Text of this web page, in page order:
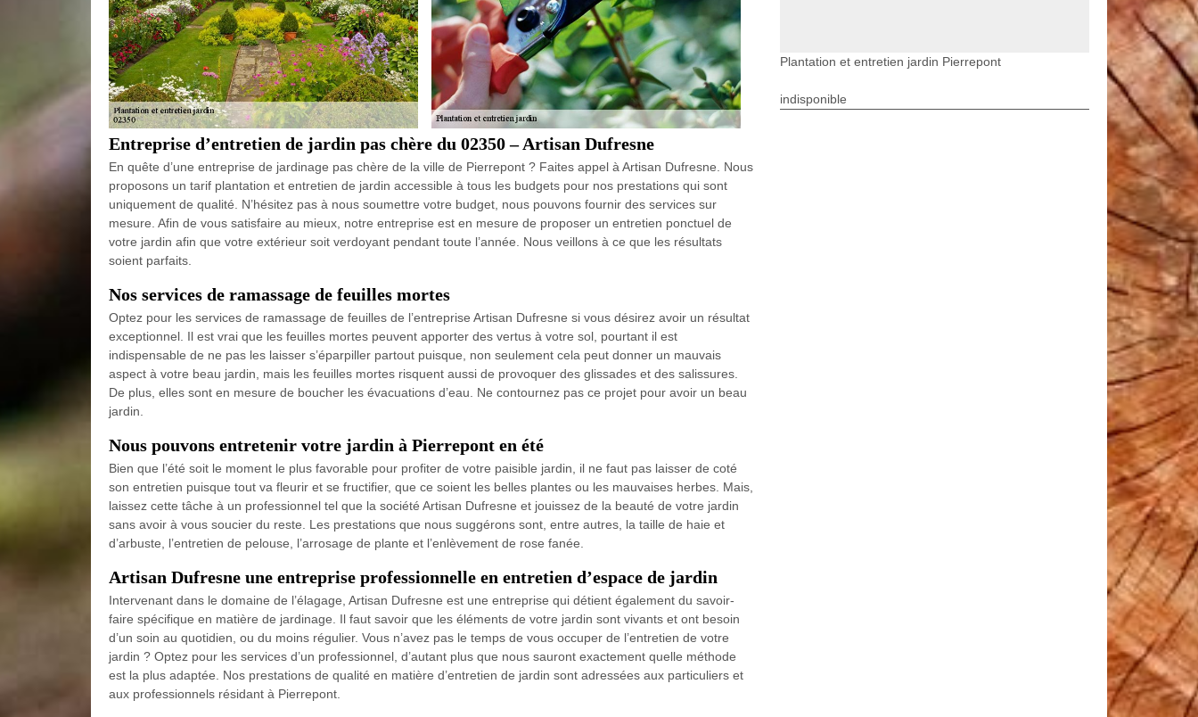
Entreprise d’entretien de jardin pas chère du 02350 – Artisan Dufresne
En quête d’une entreprise de jardinage pas chère de la ville de Pierrepont ? Faites appel à Artisan Dufresne. Nous
proposons un tarif plantation et entretien de jardin accessible à tous les budgets pour nos prestations qui sont
uniquement de qualité. N’hésitez pas à nous soumettre votre budget, nous pouvons fournir des services sur
mesure. Afin de vous satisfaire au mieux, notre entreprise est en mesure de proposer un entretien ponctuel de
votre jardin afin que votre extérieur soit verdoyant pendant toute l’année. Nous veillons à ce que les résultats
soient parfaits.
Nos services de ramassage de feuilles mortes
Optez pour les services de ramassage de feuilles de l’entreprise Artisan Dufresne si vous désirez avoir un résultat
exceptionnel. Il est vrai que les feuilles mortes peuvent apporter des vertus à votre sol, pourtant il est
indispensable de ne pas les laisser s’éparpiller partout puisque, non seulement cela peut donner un mauvais
aspect à votre beau jardin, mais les feuilles mortes risquent aussi de provoquer des glissades et des salissures.
De plus, elles sont en mesure de boucher les évacuations d’eau. Ne contournez pas ce projet pour avoir un beau
jardin.
Nous pouvons entretenir votre jardin à Pierrepont en été
Bien que l’été soit le moment le plus favorable pour profiter de votre paisible jardin, il ne faut pas laisser de coté
son entretien puisque tout va fleurir et se fructifier, que ce soient les belles plantes ou les mauvaises herbes. Mais,
laissez cette tâche à un professionnel tel que la société Artisan Dufresne et jouissez de la beauté de votre jardin
sans avoir à vous soucier du reste. Les prestations que nous suggérons sont, entre autres, la taille de haie et
d’arbuste, l’entretien de pelouse, l’arrosage de plante et l’enlèvement de rose fanée.
Artisan Dufresne une entreprise professionnelle en entretien d’espace de jardin
Intervenant dans le domaine de l’élagage, Artisan Dufresne est une entreprise qui détient également du savoir-
faire spécifique en matière de jardinage. Il faut savoir que les éléments de votre jardin sont vivants et ont besoin
d’un soin au quotidien, ou du moins régulier. Vous n’avez pas le temps de vous occuper de l’entretien de votre
jardin ? Optez pour les services d’un professionnel, d’autant plus que nous sauront exactement quelle méthode
est la plus adaptée. Nos prestations de qualité en matière d’entretien de jardin sont adressées aux particuliers et
aux professionnels résidant à Pierrepont.
Plantation et entretien jardin Pierrepont
indisponible